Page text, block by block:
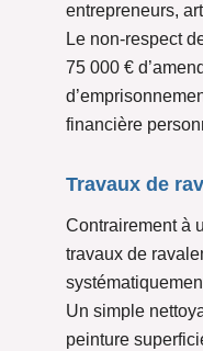
entrepreneurs,
Le non-respect
75 000 €
financière
Travaux de
Contrairement à
travaux de
Un simple
peinture